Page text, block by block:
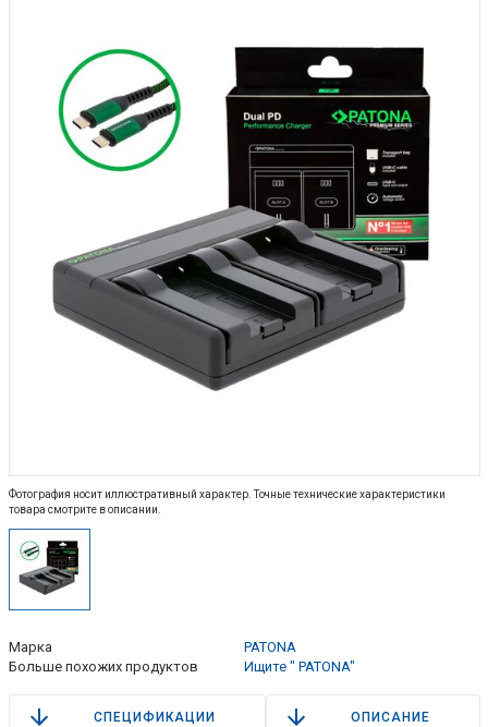
Фотография носит иллюстративный характер. Точные технические характеристики
товара смотрите в описании.
Марка
PATONA
Больше похожих продуктов
Ищите " PATONA"
СПЕЦИФИКАЦИИ ОПИСАНИЕ